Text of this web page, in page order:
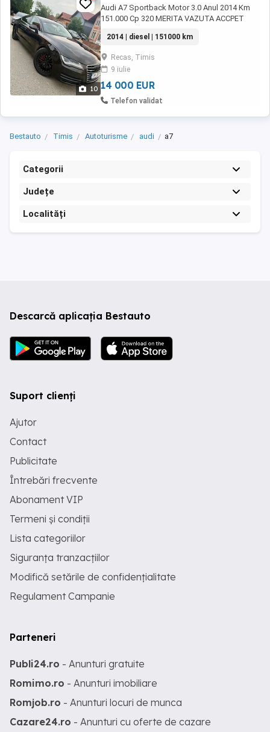
10
Audi A7 Sportback Motor 3.0 Anul 2014 Km
151.000 Cp 320 MERITA VAZUTA ACCPET
și toate filtrele noi Dețin garanția cum a fost
luata din reprezentanța în anul 2022 cu 85.000
km Dotari: *Senzori parcare față și spate
*Camera marșarier *Tempomat *Comenzi
vocale *Comenzi ...
2014 | diesel | 151000 km
Recas, Timis
9 iulie
14 000 EUR
Telefon validat
Bestauto Timis Autoturisme audi a7
Categorii
Județe
Localități
Descarcă aplicația Bestauto
Suport clienți
Ajutor
Contact
Publicitate
Întrebări frecvente
Abonament VIP
Termeni și condiții
Lista categoriilor
Siguranța tranzacțiilor
Modifică setările de confidențialitate
Regulament Campanie
Parteneri
Publi24.ro - Anunturi gratuite
Romimo.ro - Anunturi imobiliare
Romjob.ro - Anunturi locuri de munca
Cazare24.ro - Anunturi cu oferte de cazare